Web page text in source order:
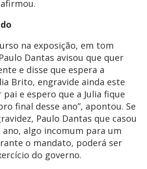
na exposição, em tom
Dantas avisou que quer
e disse que espera a
Brito, engravide ainda este
pai e espero que a Julia fique
final desse ano”, apontou. Se
Paulo Dantas que casou
algo incomum para um
o mandato, poderá ser
do governo.